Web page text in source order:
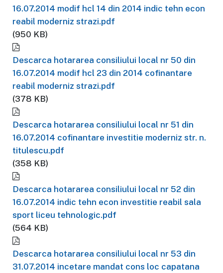
16.07.2014 modif hcl 14 din 2014 indic tehn econ
reabil moderniz strazi.pdf
(950 KB)
Descarca hotararea consiliului local nr 50 din
16.07.2014 modif hcl 23 din 2014 cofinantare
reabil moderniz strazi.pdf
(378 KB)
Descarca hotararea consiliului local nr 51 din
16.07.2014 cofinantare investitie moderniz str. n.
titulescu.pdf
(358 KB)
Descarca hotararea consiliului local nr 52 din
16.07.2014 indic tehn econ investitie reabil sala
sport liceu tehnologic.pdf
(564 KB)
Descarca hotararea consiliului local nr 53 din
31.07.2014 incetare mandat cons loc capatana